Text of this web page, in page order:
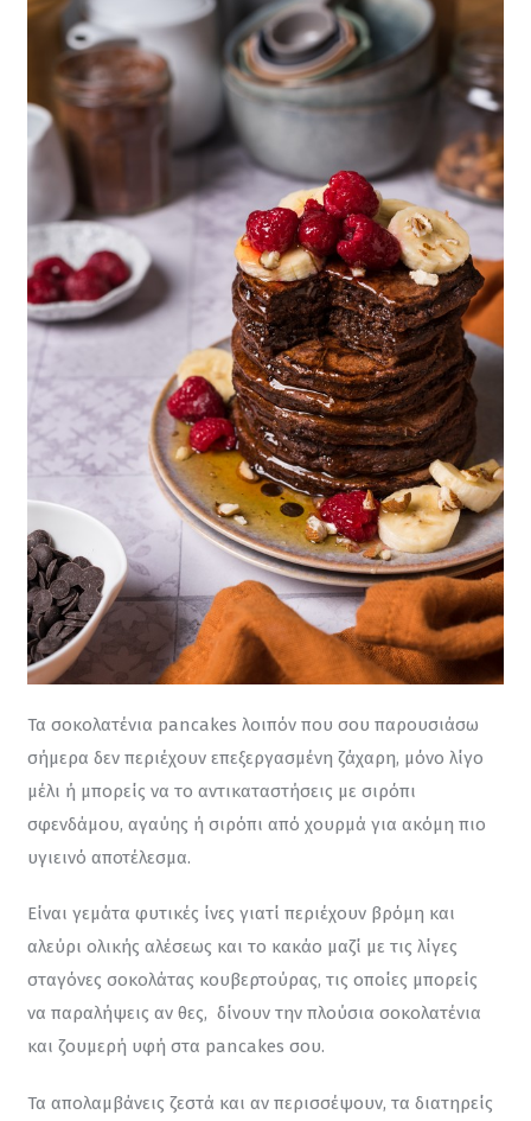
Τα σοκολατένια pancakes λοιπόν που σου παρουσιάσω
σήμερα δεν περιέχουν επεξεργασμένη ζάχαρη, μόνο λίγο
μέλι ή μπορείς να το αντικαταστήσεις με σιρόπι
σφενδάμου, αγαύης ή σιρόπι από χουρμά για ακόμη πιο
υγιεινό αποτέλεσμα.
Είναι γεμάτα φυτικές ίνες γιατί περιέχουν βρόμη και
αλεύρι ολικής αλέσεως και το κακάο μαζί με τις λίγες
σταγόνες σοκολάτας κουβερτούρας, τις οποίες μπορείς
να παραλήψεις αν θες,  δίνουν την πλούσια σοκολατένια
και ζουμερή υφή στα pancakes σου.
Τα απολαμβάνεις ζεστά και αν περισσέψουν, τα διατηρείς